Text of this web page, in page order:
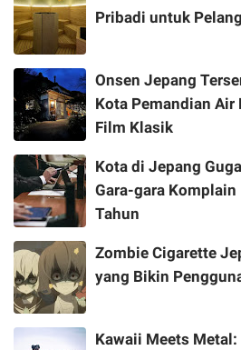
Pribadi untuk
Onsen Jepang
Kota Pemandian Air
Film Klasik
Kota di Jepang
Gara-gara
Tahun
Zombie Cigarette
yang Bikin
Kawaii Meets Metal: